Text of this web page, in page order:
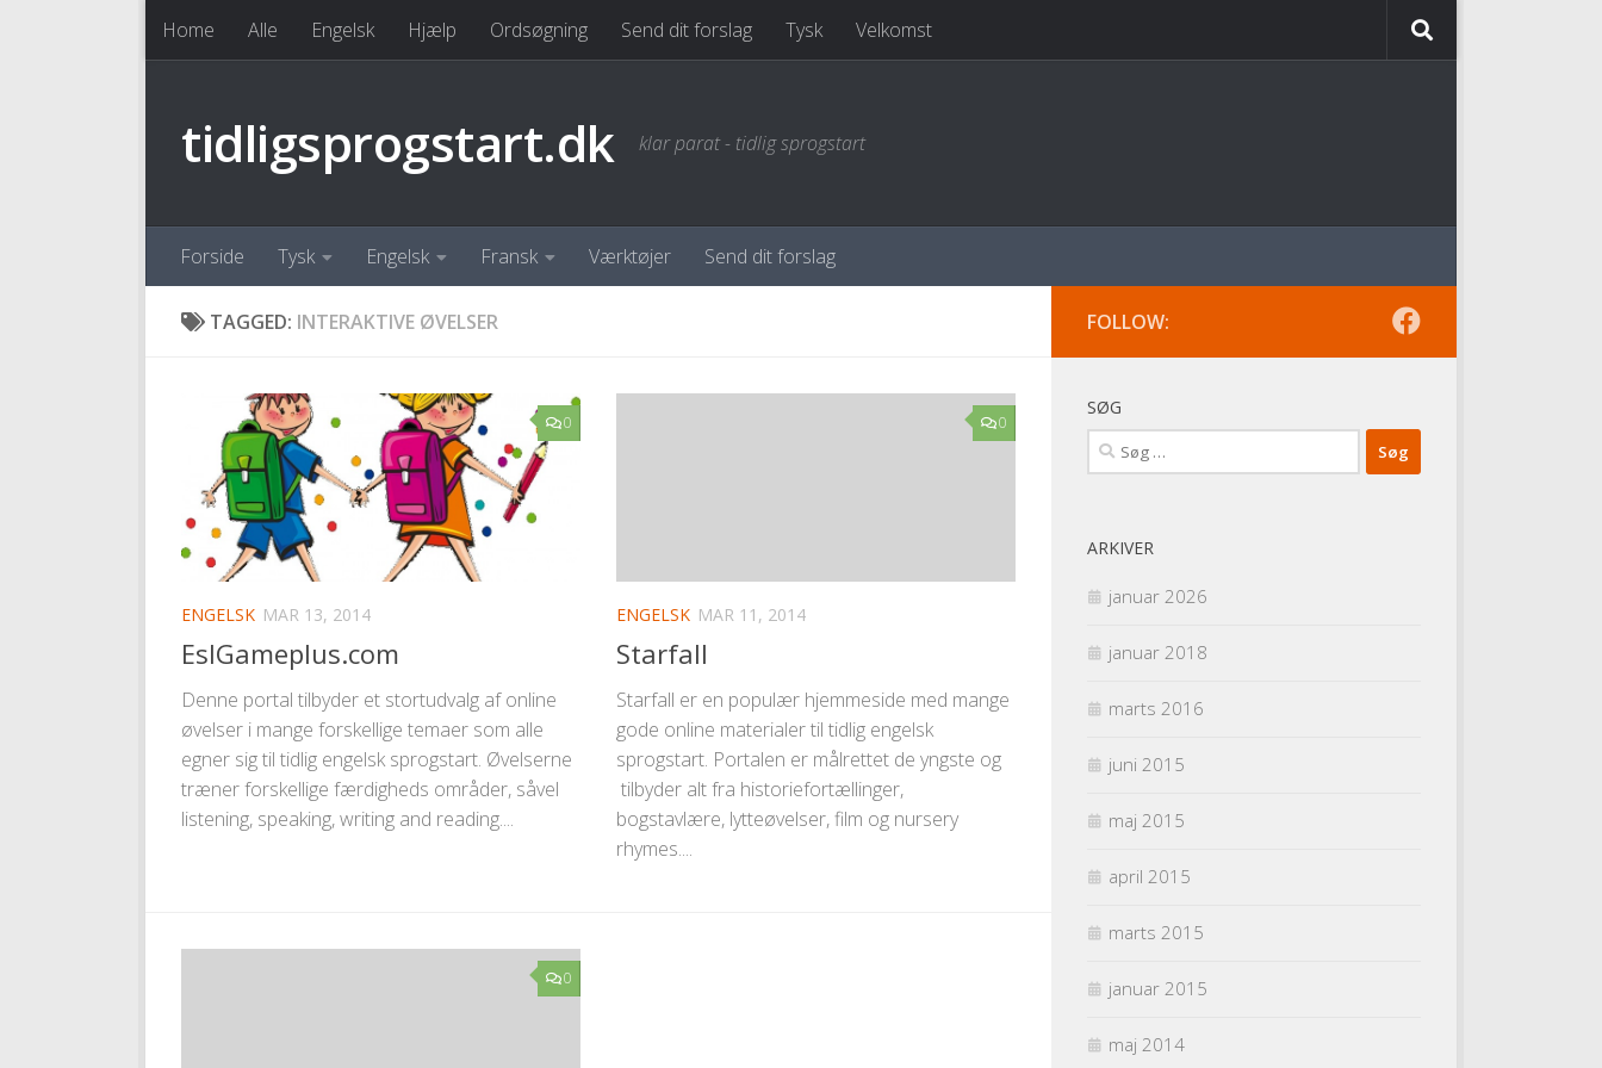
Skip to content
Home Alle Engelsk Hjælp Ordsøgning Send dit forslag Tysk Velkomst
tidligsprogstart.dk klar parat - tidlig sprogstart
Forside Tysk Engelsk Fransk Værktøjer Send dit forslag
TAGGED: INTERAKTIVE ØVELSER
0
ENGELSK MAR 13, 2014
EslGameplus.com
Denne portal tilbyder et stortudvalg af online
øvelser i mange forskellige temaer som alle
egner sig til tidlig engelsk sprogstart. Øvelserne
træner forskellige færdigheds områder, såvel
listening, speaking, writing and reading....
0
ENGELSK MAR 11, 2014
Starfall
Starfall er en populær hjemmeside med mange
gode online materialer til tidlig engelsk
sprogstart. Portalen er målrettet de yngste og
tilbyder alt fra historiefortællinger,
bogstavlære, lytteøvelser, film og nursery
rhymes....
0
FOLLOW:
SØG
Søg
efter:
ARKIVER
januar 2026
januar 2018
marts 2016
juni 2015
maj 2015
april 2015
marts 2015
januar 2015
maj 2014